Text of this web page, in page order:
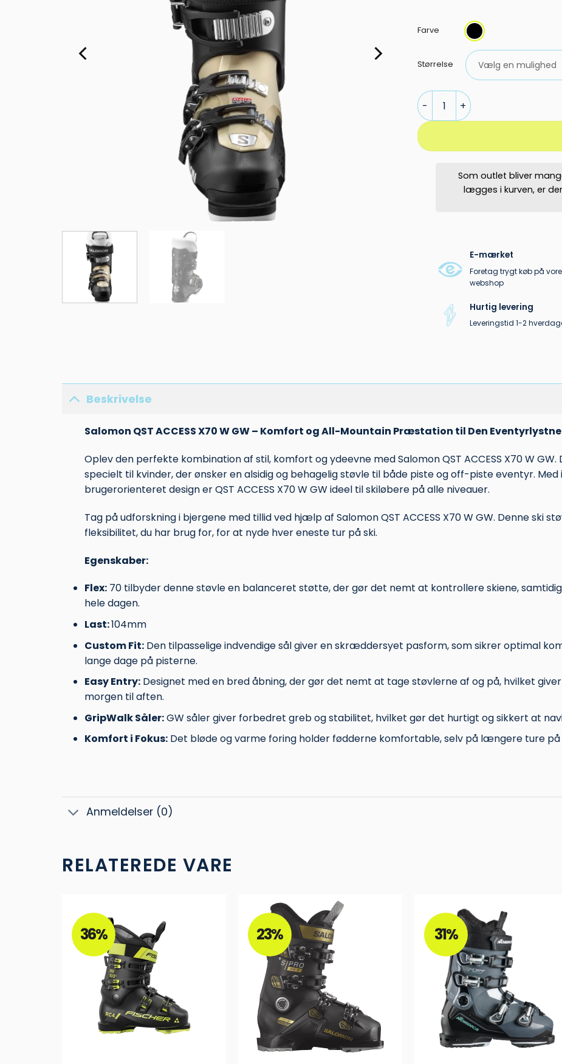
Farve
Størrelse
Salomon QST ACCESS X70 GW
Som outlet bliver
lægges i kurven, er
E-mærket
Foretag trygt køb på
webshop
Hurtig levering
Leveringstid 1-2
Beskrivelse
Salomon QST ACCESS X70 W GW – Komfort og All-Mountain Præstation til Den
Oplev den perfekte kombination af stil, komfort og ydeevne med Salomon QST ACCESS X70 W
specielt til kvinder, der ønsker en alsidig og behagelig støvle til både piste og off-piste eventyr.
brugerorienteret design er QST ACCESS X70 W GW ideel til skiløbere på alle niveauer.
Tag på udforskning i bjergene med tillid ved hjælp af Salomon QST ACCESS X70 W GW. Denne ski
fleksibilitet, du har brug for, for at nyde hver eneste tur på ski.
Egenskaber:
Flex:70 tilbyder denne støvle en balanceret støtte, der gør det nemt at kontrollere skiene,
hele dagen.
Last:104mm
Custom Fit:Den tilpasselige indvendige sål giver en skræddersyet pasform, som sikrer optimal
lange dage på pisterne.
Easy Entry:Designet med en bred åbning, der gør det nemt at tage støvlerne af og på, hvilket
morgen til aften.
GripWalk Såler:GW såler giver forbedret greb og stabilitet, hvilket gør det hurtigt og sikkert at
Komfort i Fokus:Det bløde og varme foring holder fødderne komfortable, selv på længere ture på
Anmeldelser (0)
RELATEREDE VARE
36% 23% 31%